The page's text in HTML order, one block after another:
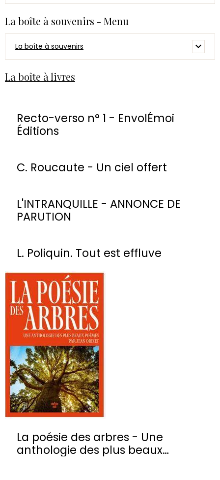
La boîte à souvenirs - Menu
La boîte à souvenirs
La boîte à livres
Recto-verso n° 1 - EnvolÉmoi
Éditions
C. Roucaute - Un ciel offert
L'INTRANQUILLE - ANNONCE DE
PARUTION
L. Poliquin. Tout est effluve
La poésie des arbres - Une
anthologie des plus beaux